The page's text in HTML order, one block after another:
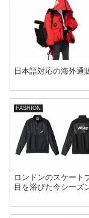
日本語対応の海外通
FASHION
ロンドンのスケート
目を浴びた今シーズ